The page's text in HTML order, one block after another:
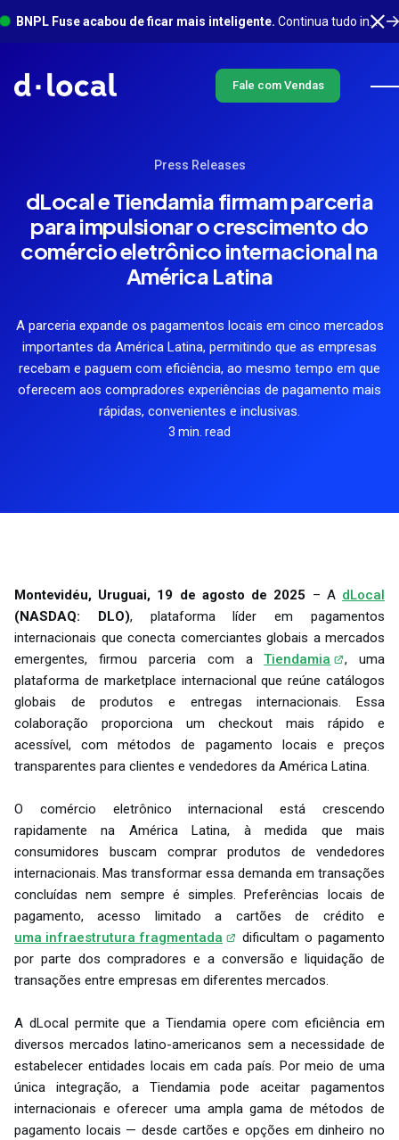
BNPL Fuse acabou de ficar mais inteligente. Continua tudo integrado em um só lugar, com muito mais acontecendo em segundo plano. Saiba mais
Fale com Vendas
Press Releases
dLocal e Tiendamia firmam parceria
para impulsionar o crescimento do
comércio eletrônico internacional na
América Latina
A parceria expande os pagamentos locais em cinco mercados
importantes da América Latina, permitindo que as empresas
recebam e paguem com eficiência, ao mesmo tempo em que
oferecem aos compradores experiências de pagamento mais
rápidas, convenientes e inclusivas.
3 min. read
Montevidéu, Uruguai, 19 de agosto de 2025 – A dLocal
(NASDAQ: DLO), plataforma líder em pagamentos
internacionais que conecta comerciantes globais a mercados
emergentes, firmou parceria com aTiendamia
, uma
plataforma de marketplace internacional que reúne catálogos
globais de produtos e entregas internacionais. Essa
colaboração proporciona um checkout mais rápido e
acessível, com métodos de pagamento locais e preços
transparentes para clientes e vendedores da América Latina.
O comércio eletrônico internacional está crescendo
rapidamente na América Latina, à medida que mais
consumidores buscam comprar produtos de vendedores
internacionais. Mas transformar essa demanda em transações
concluídas nem sempre é simples. Preferências locais de
pagamento, acesso limitado a cartões de crédito e
uma infraestrutura fragmentada
dificultam o pagamento
por parte dos compradores e a conversão e liquidação de
transações entre empresas em diferentes mercados.
A dLocal permite que a Tiendamia opere com eficiência em
diversos mercados latino-americanos sem a necessidade de
estabelecer entidades locais em cada país. Por meio de uma
única integração, a Tiendamia pode aceitar pagamentos
internacionais e oferecer uma ampla gama de métodos de
pagamento locais — desde cartões e opções em dinheiro no